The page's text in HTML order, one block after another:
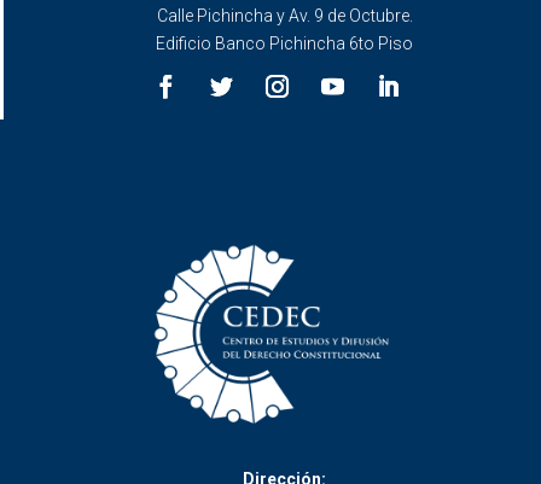
Calle Pichincha y Av. 9 de Octubre.
Edificio Banco Pichincha 6to Piso
Dirección: